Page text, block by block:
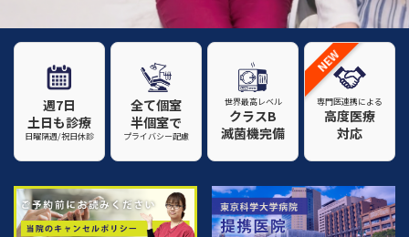
週7日
土日も診療
日曜隔週/祝日休診
全て個室
半個室で
プライバシー配慮
世界最高レベル
クラスB
滅菌機完備
NEW
専門医連携による
高度医療
対応